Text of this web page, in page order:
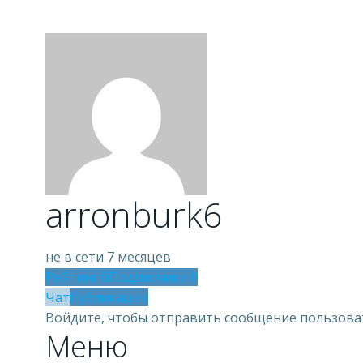
arronburk6
не в сети 7 месяцев
Рейтинг 0Подписчики 0
ЧатПубликации
Войдите, чтобы отправить сообщение
Меню